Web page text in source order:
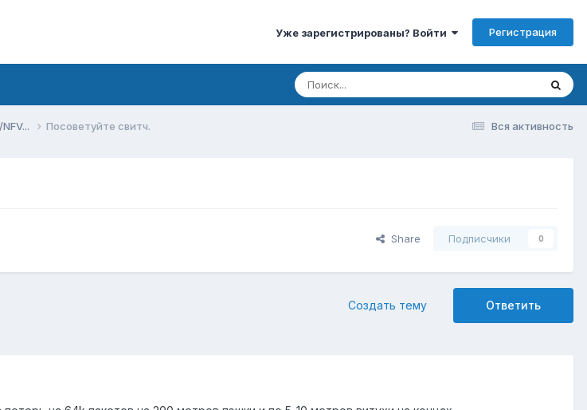
Уже зарегистрированы? Войти Регистрация
Вся активность
Посоветуйте свитч.
Share Подписчики 0
Ответить
Создать тему